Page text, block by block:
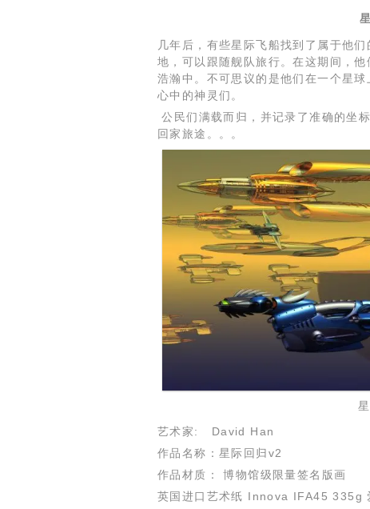
几年后，有些星际飞船找到了属于他
地，可以跟随舰队旅行。在这期间，
浩瀚中。不可思议的是他们在一个星
心中的神灵们。
公民们满载而归，并记录了准确的坐
回家旅途。。。
艺术家: David Han
作品名称：星际回归v2
作品材质： 博物馆级限量签名版画
英国进口艺术纸 Innova IFA45 335g